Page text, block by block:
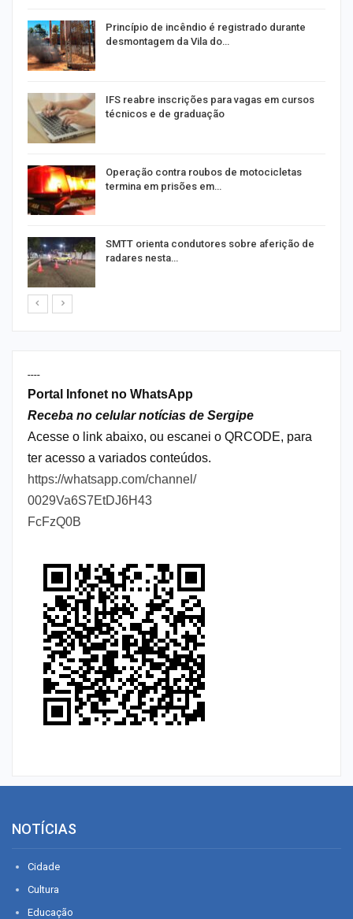
Princípio de incêndio é registrado durante
desmontagem da Vila do…
IFS reabre inscrições para vagas em cursos
técnicos e de graduação
Operação contra roubos de motocicletas
termina em prisões em…
SMTT orienta condutores sobre aferição de
radares nesta…
----
Portal Infonet no WhatsApp
Receba no celular notícias de Sergipe
Acesse o link abaixo, ou escanei o QRCODE, para
ter acesso a variados conteúdos.
https://whatsapp.com/channel/
0029Va6S7EtDJ6H43
FcFzQ0B
NOTÍCIAS
Cidade
Cultura
Educação